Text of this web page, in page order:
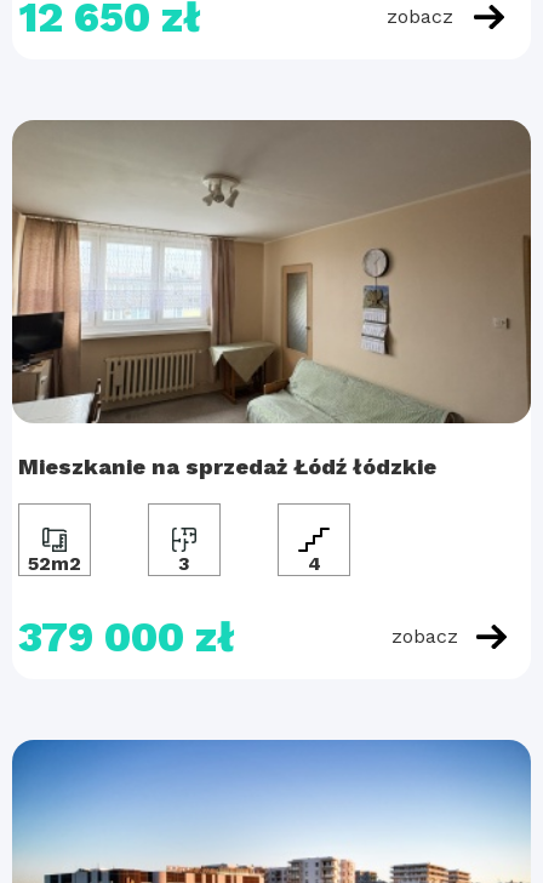
12 650 zł zobacz
Mieszkanie na sprzedaż Łódź łódzkie
52m2 3 4
379 000 zł zobacz